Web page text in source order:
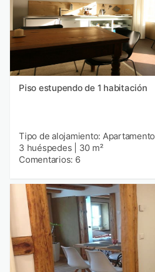
Piso estupendo de 1 habitación
Tipo de alojamiento: Apartamento
3 huéspedes
30 m²
Comentarios: 6